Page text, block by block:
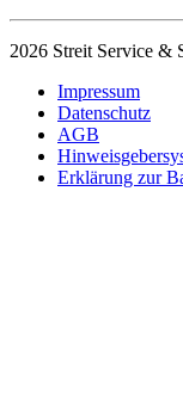
2026 Streit Service
Impressum
Datenschutz
AGB
Erklärung zur